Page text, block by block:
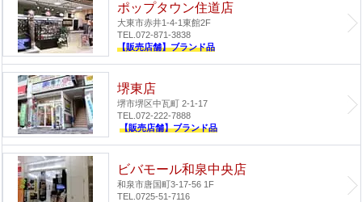
ポップタウン住道店
大東市赤井1-4-1 東館2F
TEL.072-871-3838
【販売店舗】ブランド品
堺東店
堺市堺区中瓦町 2-1-17
TEL.072-222-7888
【販売店舗】ブランド品
ビバモール和泉中央店
和泉市唐国町3-17-56 1F
TEL.0725-51-7116